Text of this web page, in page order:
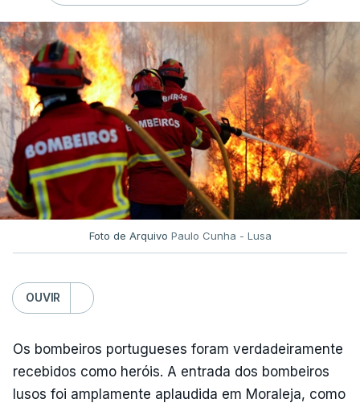
Foto de Arquivo Paulo Cunha - Lusa
OUVIR
Os bombeiros portugueses foram verdadeiramente
recebidos como heróis. A entrada dos bombeiros
lusos foi amplamente aplaudida em Moraleja, como